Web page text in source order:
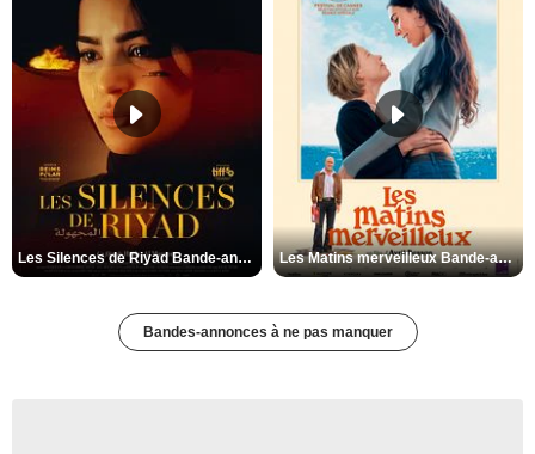
Les Silences de Riyad Bande-annonce VO STFR Les Matins merveilleux Bande-annonce VF
Bandes-annonces à ne pas manquer